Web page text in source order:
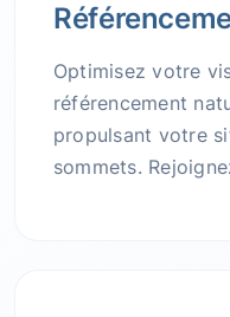
Optimisez votre
référencement
propulsant votre
sommets.